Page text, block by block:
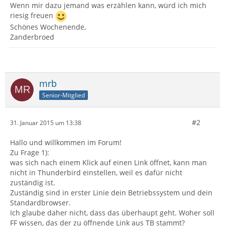
Wenn mir dazu jemand was erzählen kann, würd ich mich
riesig freuen
Schönes Wochenende,
Zanderbroed
mrb
Senior-Mitglied
31. Januar 2015 um 13:38 #2
Hallo und willkommen im Forum!
Zu Frage 1):
was sich nach einem Klick auf einen Link öffnet, kann man
nicht in Thunderbird einstellen, weil es dafür nicht
zuständig ist.
Zuständig sind in erster Linie dein Betriebssystem und dein
Standardbrowser.
Ich glaube daher nicht, dass das überhaupt geht. Woher soll
FF wissen, das der zu öffnende Link aus TB stammt?